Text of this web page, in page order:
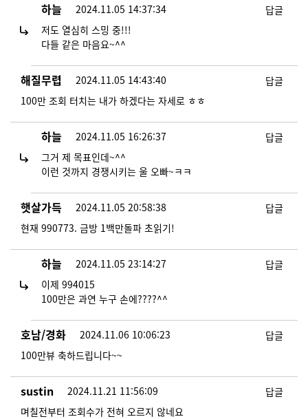
하늘 2024.11.05 14:37:34
답글
저도 열심히 스밍 중!!!
다들 같은 마음요~^^
해질무렵 2024.11.05 14:43:40
답글
100만 조회 터치는 내가 하겠다는 자세로 ㅎㅎ
하늘 2024.11.05 16:26:37
답글
그거 제 목표인데~^^
이런 것까지 경쟁시키는 울 오빠~ㅋㅋ
햇살가득 2024.11.05 20:58:38
답글
현재 990773. 금방 1백만돌파 초읽기!
하늘 2024.11.05 23:14:27
답글
이제 994015
100만은 과연 누구 손에????^^
호남/경화 2024.11.06 10:06:23
답글
100만뷰 축하드립니다~~
sustin 2024.11.21 11:56:09
답글
며칠전부터 조회수가 전혀 오르지 않네요